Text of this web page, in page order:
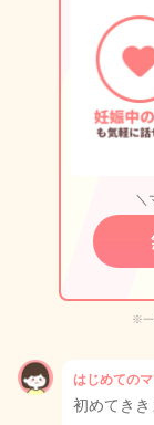
＼
※一
はじめての
初めてきき